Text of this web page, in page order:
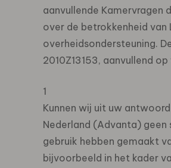
aanvullende Kamervragen
over de betrokkenheid van
overheidsondersteuning.
2010Z13153, aanvullend
1
Kunnen wij uit uw
Nederland (Advanta) geen
gebruik hebben gemaakt
bijvoorbeeld in het kader